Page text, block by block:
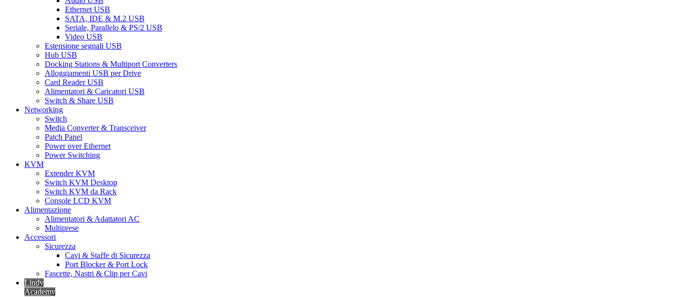
Ethernet USB
SATA, IDE & M.2 USB
Seriale, Parallelo & PS/2 USB
Video USB
Estensione segnali USB
Hub USB
Docking Stations & Multiport Converters
Alloggiamenti USB per Drive
Card Reader USB
Alimentatori & Caricatori USB
Switch & Share USB
Networking
Switch
Media Converter & Transceiver
Patch Panel
Power over Ethernet
Power Switching
KVM
Extender KVM
Switch KVM Desktop
Switch KVM da Rack
Console LCD KVM
Alimentazione
Alimentatori & Adattatori AC
Multiprese
Accessori
Sicurezza
Cavi & Staffe di Sicurezza
Port Blocker & Port Lock
Fascette, Nastri & Clip per Cavi
Lindy
Academy